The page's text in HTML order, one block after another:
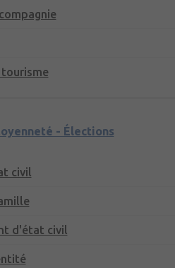
- Élections
civil
d'état civil